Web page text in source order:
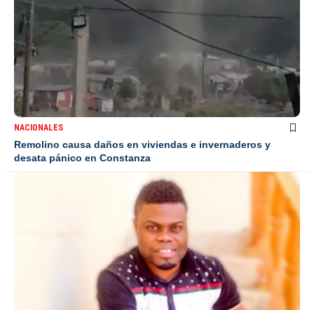
NACIONALES
Remolino causa daños en viviendas e invernaderos y
desata pánico en Constanza